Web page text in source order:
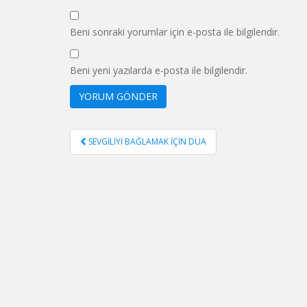
Beni sonraki yorumlar için e-posta ile bilgilendir.
Beni yeni yazılarda e-posta ile bilgilendir.
Yazı
gezinmesi
SEVGİLİYİ BAĞLAMAK İÇİN DUA